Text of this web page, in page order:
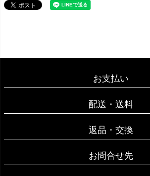
お支払い
配送・送料
返品・交換
お問合せ先